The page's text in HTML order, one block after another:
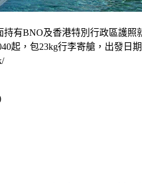
BNO及香港特別行政區護照
起，包23kg行李寄艙，出發日